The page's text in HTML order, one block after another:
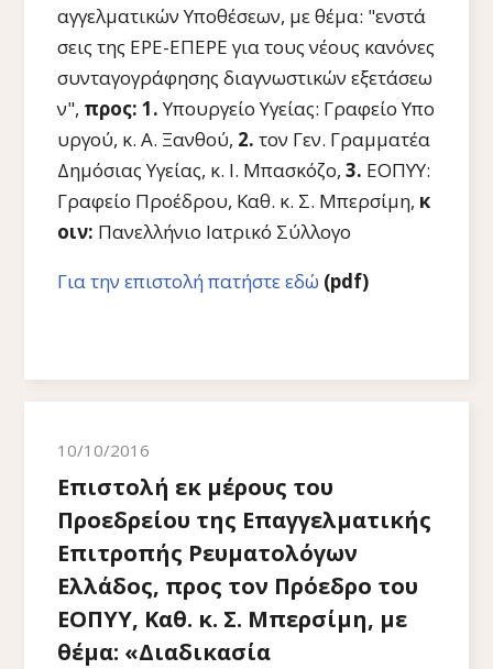
αγγελματικών Υποθέσεων, με θέμα: "ενστά
σεις της ΕΡΕ-ΕΠΕΡΕ για τους νέους κανόνες
συνταγογράφησης διαγνωστικών εξετάσεω
ν", προς: 1.Υπουργείο Υγείας: Γραφείο Υπο
υργού, κ. Α. Ξανθού, 2. τον Γεν. Γραμματέα
Δημόσιας Υγείας, κ. Ι. Μπασκόζο, 3. ΕΟΠΥΥ:
Γραφείο Προέδρου, Καθ. κ. Σ. Μπερσίμη, κ
οιν: Πανελλήνιο Ιατρικό Σύλλογο
Για την επιστολή πατήστε εδώ (pdf)
10/10/2016
Επιστολή εκ μέρους του
Προεδρείου της Επαγγελματικής
Επιτροπής Ρευματολόγων
Ελλάδος, προς τον Πρόεδρο του
ΕΟΠΥΥ, Καθ. κ. Σ. Μπερσίμη, με
θέμα: «Διαδικασία